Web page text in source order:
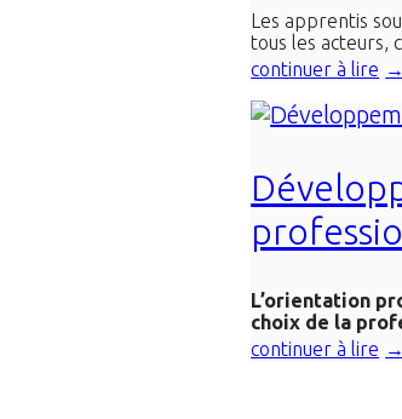
Les apprentis
tous les acteurs,
continuer à lire
L’orientation
choix de la
continuer à lire